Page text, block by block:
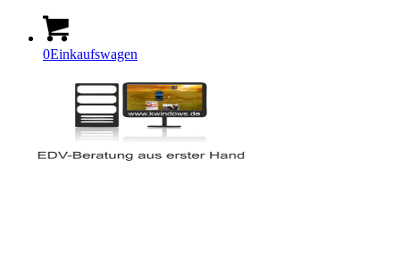
0Einkaufswagen